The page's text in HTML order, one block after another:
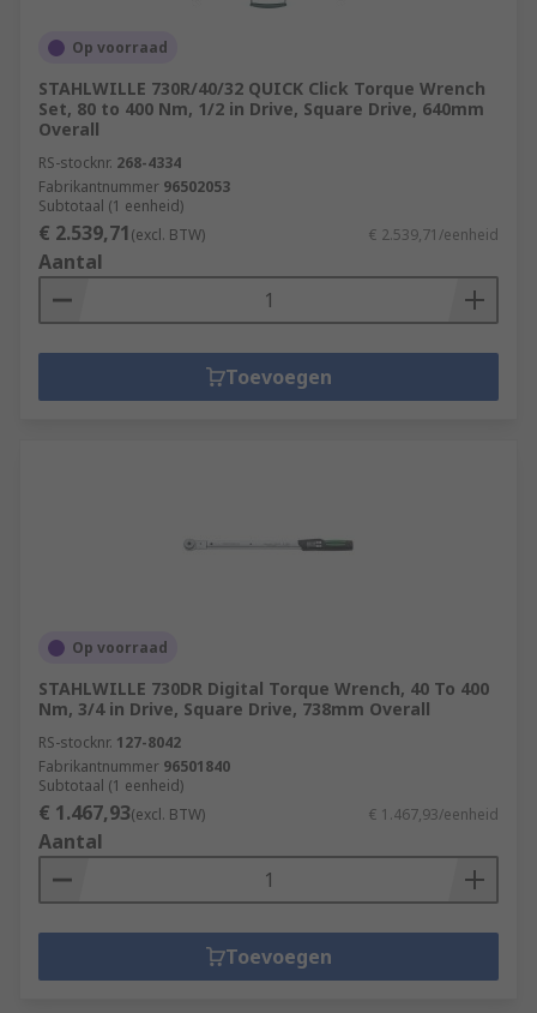
Op voorraad
STAHLWILLE 730R/40/32 QUICK Click Torque Wrench
Set, 80 to 400 Nm, 1/2 in Drive, Square Drive, 640mm
Overall
RS-stocknr. 268-4334
Fabrikantnummer 96502053
Subtotaal (1 eenheid)
€ 2.539,71(excl. BTW) € 2.539,71/eenheid
Aantal
Toevoegen
Op voorraad
STAHLWILLE 730DR Digital Torque Wrench, 40 To 400
Nm, 3/4 in Drive, Square Drive, 738mm Overall
RS-stocknr. 127-8042
Fabrikantnummer 96501840
Subtotaal (1 eenheid)
€ 1.467,93(excl. BTW) € 1.467,93/eenheid
Aantal
Toevoegen